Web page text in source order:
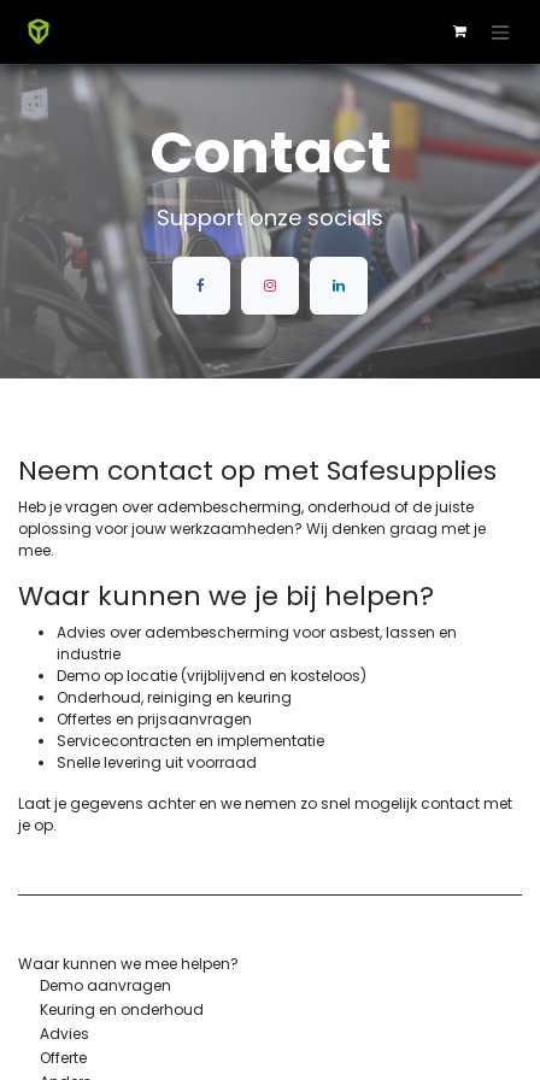
Contact
Support onze socials
Neem contact op met Safesupplies
Heb je vragen over adembescherming, onderhoud of de juiste
oplossing voor jouw werkzaamheden? Wij denken graag met je
mee.
Waar kunnen we je bij helpen?
Advies over adembescherming voor asbest, lassen en
industrie
Demo op locatie (vrijblijvend en kosteloos)
Onderhoud, reiniging en keuring
Offertes en prijsaanvragen
Servicecontracten en implementatie
Snelle levering uit voorraad
Laat je gegevens achter en we nemen zo snel mogelijk contact met
je op.
Waar kunnen we mee helpen?
Demo aanvragen
Keuring en onderhoud
Advies
Offerte